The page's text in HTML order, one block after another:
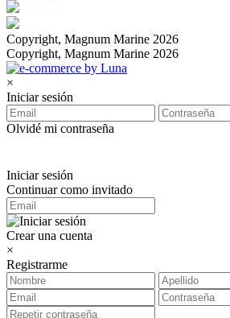
Copyright, Magnum Marine 2026
Copyright, Magnum Marine 2026
×
Iniciar sesión
Olvidé mi contraseña
Iniciar sesión
Continuar como invitado
Crear una cuenta
×
Registrarme